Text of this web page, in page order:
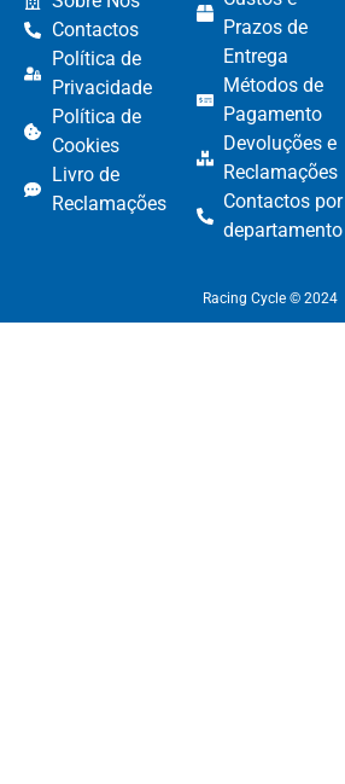
Contactos
Política de
Privacidade
Política de
Cookies
Livro de
Reclamações
Prazos de
Entrega
Métodos de
Pagamento​
Devoluções e
Reclamações​
Contactos por
departamento​
Racing Cycle © 2024